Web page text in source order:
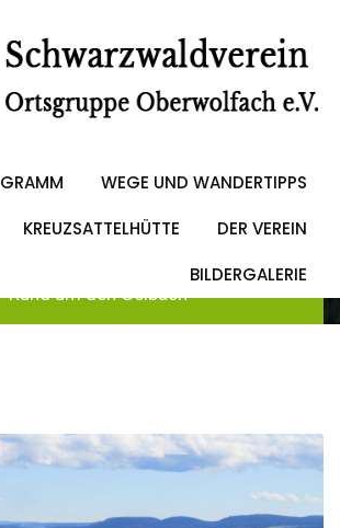
WEGE UND WANDERTIPPS
KREUZSATTELHÜTTE
DER VEREIN
BILDERGALERIE
– Rund
Gelbach
Blog-Allgemein
um den Gelbach